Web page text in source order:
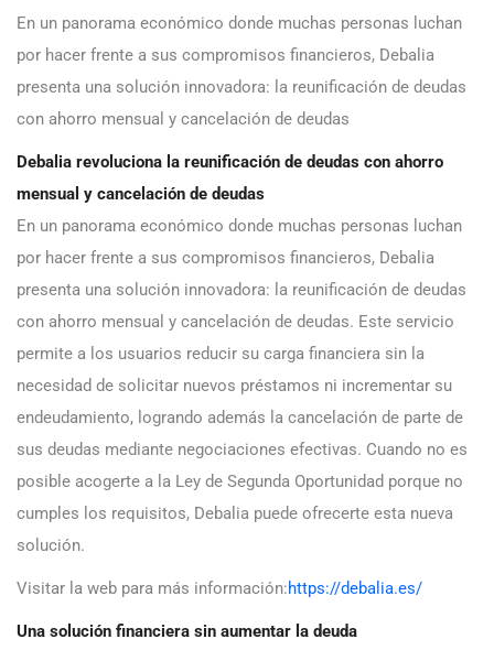
En un panorama económico donde muchas personas luchan
por hacer frente a sus compromisos financieros, Debalia
presenta una solución innovadora: la reunificación de deudas
con ahorro mensual y cancelación de deudas
Debalia revoluciona la reunificación de deudas con ahorro
mensual y cancelación de deudas
En un panorama económico donde muchas personas luchan
por hacer frente a sus compromisos financieros, Debalia
presenta una solución innovadora: la reunificación de deudas
con ahorro mensual y cancelación de deudas. Este servicio
permite a los usuarios reducir su carga financiera sin la
necesidad de solicitar nuevos préstamos ni incrementar su
endeudamiento, logrando además la cancelación de parte de
sus deudas mediante negociaciones efectivas. Cuando no es
posible acogerte a la Ley de Segunda Oportunidad porque no
cumples los requisitos, Debalia puede ofrecerte esta nueva
solución.
Visitar la web para más información:https://debalia.es/
Una solución financiera sin aumentar la deuda